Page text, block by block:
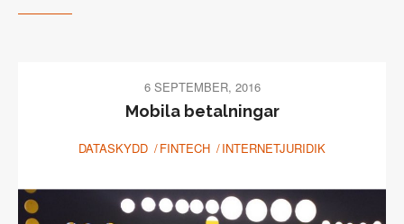
6 SEPTEMBER, 2016
Mobila betalningar
DATASKYDD FINTECH INTERNETJURIDIK